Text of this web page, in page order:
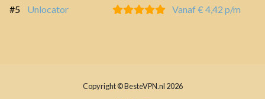
#5
Unlocator Vanaf € 4,42 p/m
Copyright © BesteVPN.nl 2026